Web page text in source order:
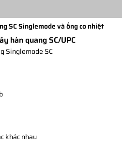
SC Singlemode và ống co nhiệt
hàn quang SC/UPC
Singlemode SC
khác nhau